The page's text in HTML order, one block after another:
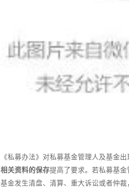
《私募办法》对私募基金管理人及基金
相关资料的保存提高了要求。若私募基
基金发生清盘、清算、重大诉讼或者仲